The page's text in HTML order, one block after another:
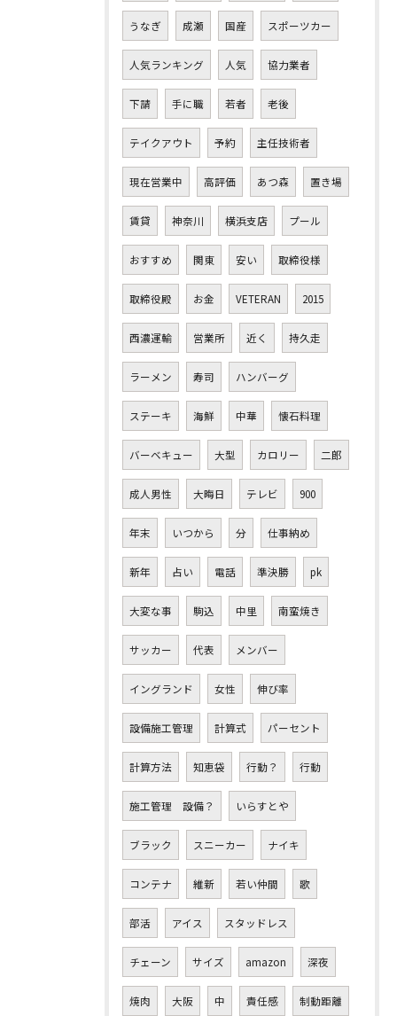
うなぎ 成瀬 国産 スポーツカー
人気ランキング 人気 協力業者
下請 手に職 若者 老後
テイクアウト 予約 主任技術者
現在営業中 高評価 あつ森 置き場
賃貸 神奈川 横浜支店 プール
おすすめ 関東 安い 取締役様
取締役殿 お金 VETERAN 2015
西濃運輸 営業所 近く 持久走
ラーメン 寿司 ハンバーグ
ステーキ 海鮮 中華 懐石料理
バーベキュー 大型 カロリー 二郎
成人男性 大晦日 テレビ 900
年末 いつから 分 仕事納め
新年 占い 電話 準決勝 pk
大変な事 駒込 中里 南蛮焼き
サッカー 代表 メンバー
イングランド 女性 伸び率
設備施工管理 計算式 パーセント
計算方法 知恵袋 行動？ 行動
施工管理 設備？ いらすとや
ブラック スニーカー ナイキ
コンテナ 維新 若い仲間 歌
部活 アイス スタッドレス
チェーン サイズ amazon 深夜
焼肉 大阪 中 責任感 制動距離